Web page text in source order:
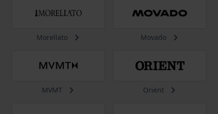
Morellato Movado
MVMT Orient